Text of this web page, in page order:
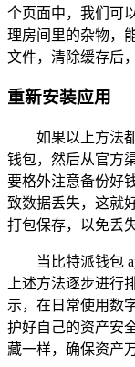
个页面中，我们可
理房间里的杂物，
文件，清除缓存后
重新安装应用
如果以上方法
钱包，然后从官方
要格外注意备份好
致数据丢失，这就
打包保存，以免丢失
当比特派钱包
上述方法逐步进行
示，在日常使用数
护好自己的资产安
藏一样，确保资产